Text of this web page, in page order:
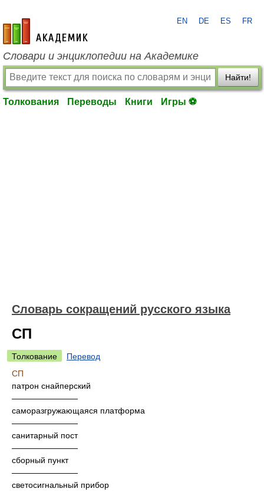
academic.ru
EN DE ES FR
Словари и энциклопедии на Академике
Найти!
Толкования Переводы Книги Игры ⚽
Словарь сокращений русского языка
СП
Толкование
Перевод
СП
патрон снайперский
————————
саморазгружающаяся платформа
————————
санитарный пост
————————
сборный пункт
————————
светосигнальный прибор